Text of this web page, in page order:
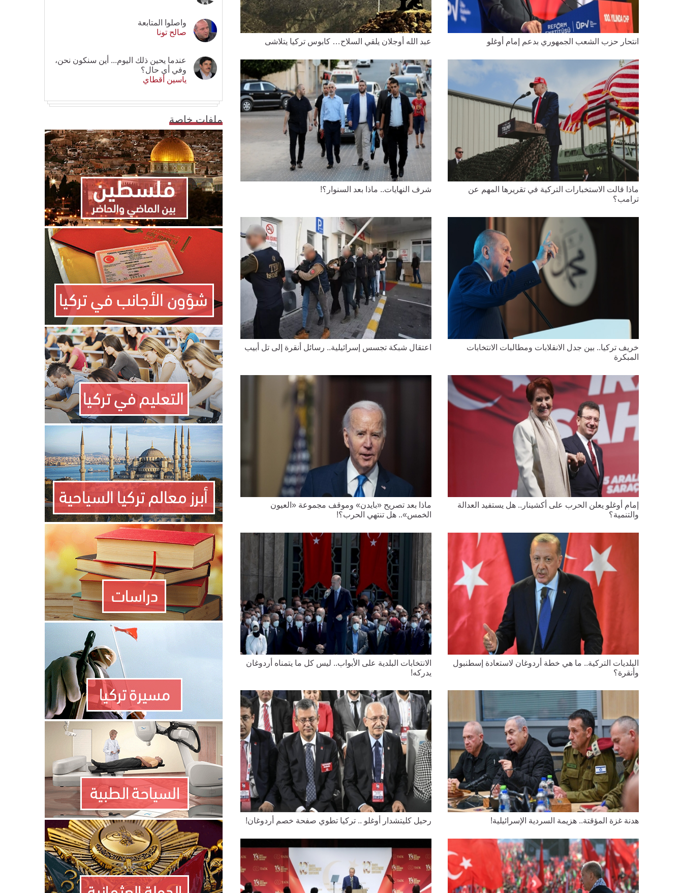
انتحار حزب الشعب الجمهوري بدعم إمام أوغلو عبد الله أوجلان يلقي السلاح… كابوس تركيا يتلاشى
ماذا قالت الاستخبارات التركية في تقريرها المهم عن
ترامب؟
شرف النهايات.. ماذا بعد السنوار؟!
خريف تركيا.. بين جدل الانقلابات ومطالبات الانتخابات
المبكرة
اعتقال شبكة تجسس إسرائيلية.. رسائل أنقرة إلى تل أبيب
إمام أوغلو يعلن الحرب على أكشينار.. هل يستفيد العدالة
والتنمية؟
ماذا بعد تصريح «بايدن» وموقف مجموعة «العيون
الخمس».. هل تنتهي الحرب؟!
البلديات التركية.. ما هي خطة أردوغان لاستعادة إسطنبول
وأنقرة؟
الانتخابات البلدية على الأبواب.. ليس كل ما يتمناه أردوغان
يدركه!
هدنة غزة المؤقتة.. هزيمة السردية الإسرائيلية! رحيل كليتشدار أوغلو .. تركيا تطوي صفحة خصم أردوغان!
واصلوا المتابعة
صالح تونا
عندما يحين ذلك اليوم... أين سنكون نحن،
وفي أي حال؟
ياسين أقطاي
ملفات خاصة